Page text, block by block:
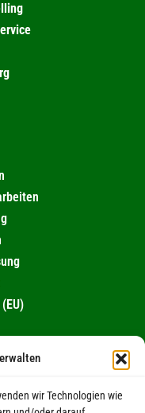
wir Technologien wie